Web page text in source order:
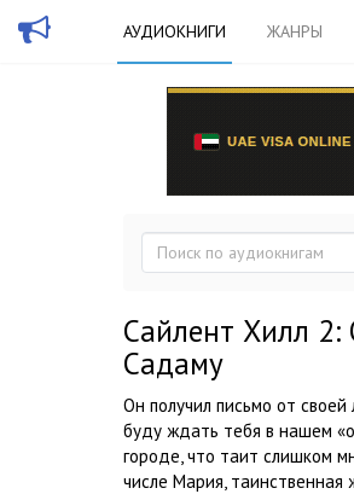
АУДИОКНИГИ ЖАНРЫ
Сайлент Хилл
Садаму
Он получил письмо от
буду ждать тебя в нашем
городе, что таит слишком
числе Мария, таинственная